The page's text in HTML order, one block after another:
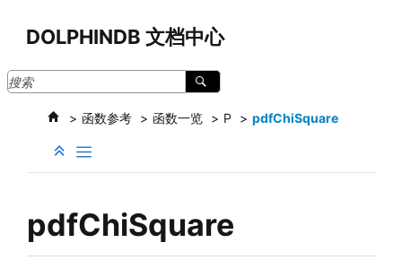
DOLPHINDB 文档中心
函数参考 函数一览 P pdfChiSquare
pdfChiSquare